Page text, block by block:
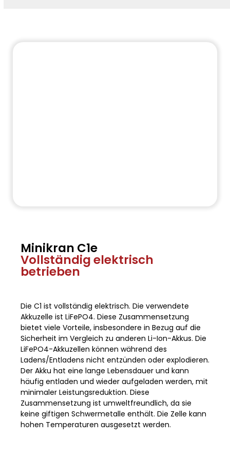
Minikran C1e
Vollständig elektrisch
betrieben
Die C1 ist vollständig elektrisch. Die verwendete
Akkuzelle ist LiFePO4. Diese Zusammensetzung
bietet viele Vorteile, insbesondere in Bezug auf die
Sicherheit im Vergleich zu anderen Li-Ion-Akkus. Die
LiFePO4-Akkuzellen können während des
Ladens/Entladens nicht entzünden oder explodieren.
Der Akku hat eine lange Lebensdauer und kann
häufig entladen und wieder aufgeladen werden, mit
minimaler Leistungsreduktion. Diese
Zusammensetzung ist umweltfreundlich, da sie
keine giftigen Schwermetalle enthält. Die Zelle kann
hohen Temperaturen ausgesetzt werden.